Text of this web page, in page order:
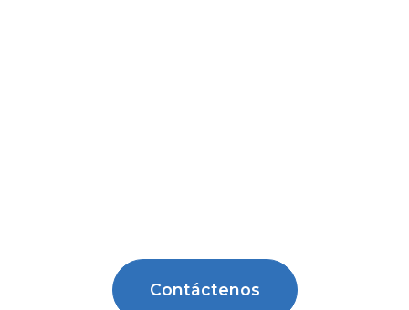
Contáctenos